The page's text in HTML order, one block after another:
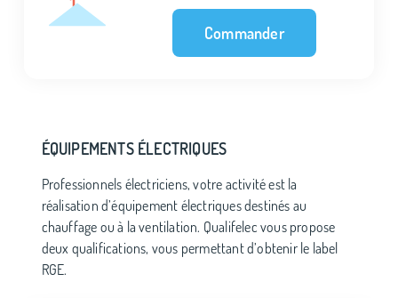
Commander
ÉQUIPEMENTS ÉLECTRIQUES
Professionnels électriciens, votre activité est la
réalisation d’équipement électriques destinés au
chauffage ou à la ventilation. Qualifelec vous propose
deux qualifications, vous permettant d’obtenir le label
RGE.